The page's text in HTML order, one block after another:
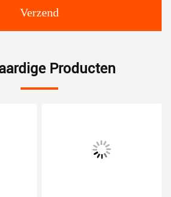
Verzend
Producten